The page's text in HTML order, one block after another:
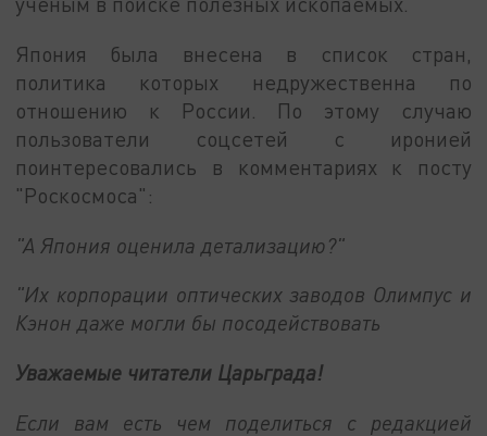
Япония была внесена в список стран,
политика которых недружественна по
отношению к России. По этому случаю
пользователи соцсетей с иронией
поинтересовались в комментариях к посту
"Роскосмоса":
"А Япония оценила детализацию?"
"Их корпорации оптических заводов Олимпус и
Кэнон даже могли бы посодействовать
Уважаемые читатели Царьграда!
Если вам есть чем поделиться с редакцией